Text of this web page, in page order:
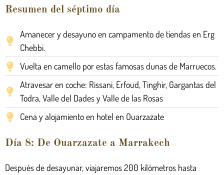
Resumen del séptimo día
Amanecer y desayuno en campamento de tiendas en Erg
Chebbi.
Vuelta en camello por estas famosas dunas de Marruecos.
Atravesar en coche: Rissani, Erfoud, Tinghir, Gargantas del
Todra, Valle del Dades y Valle de las Rosas
Cena y alojamiento en hotel en Ouarzazate
Día 8: De Ouarzazate a Marrakech
Después de desayunar, viajaremos 200 kilómetros hasta